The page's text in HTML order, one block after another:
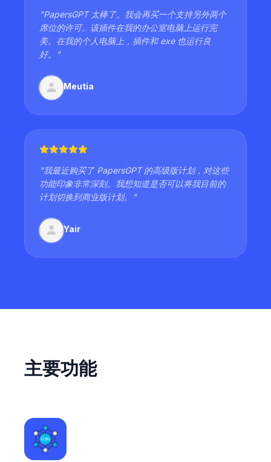
"PapersGPT 太棒了。我会再买一个支持另外两个
席位的许可。该插件在我的办公室电脑上运行完
美。在我的个人电脑上，插件和 exe 也运行良
好。
"
Meutia
"我最近购买了 PapersGPT 的高级版计划，对这些
功能印象非常深刻。我想知道是否可以将我目前的
计划切换到商业版计划。
"
Yair
主要功能